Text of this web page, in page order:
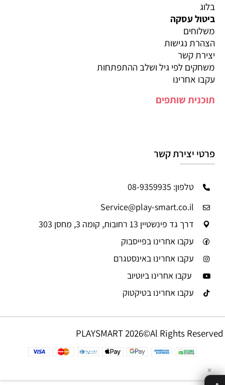
בלוג
ביטול עסקה
משלוחים
הצהרת נגישות
יצירת קשר
משחקים לפי גיל ושלב ההתפתחות
עקבו אחרינו
תוכנית שותפים
פרטי יצירת קשר
טלפון: 08-9359935
Service@play-smart.co.il
דרך גד פינשטיין 13 רחובות, קומה 3, מחסן 303
עקבו אחרינו בפייסבוק
עקבו אחרינו באינסטגרם
עקבו אחרינו ביוטיוב
עקבו אחרינו בטיקטוק
PLAYSMART 2026©Al Rights Reserved
✕